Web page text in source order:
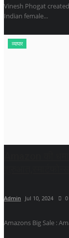
Vinesh Phogat
Indian female...
व्यापार
Admin Jul 10, 2024 0
Amazons Big Sale :